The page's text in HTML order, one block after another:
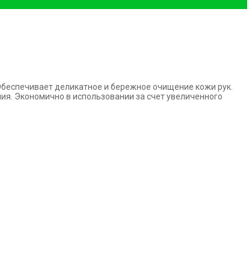
деликатное и бережное очищение кожи рук.
Экономично в использовании за счет увеличенного